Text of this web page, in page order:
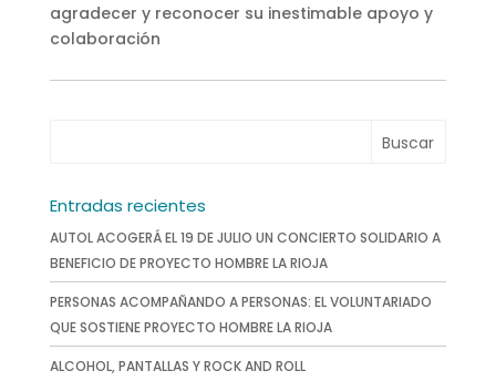
agradecer y reconocer su inestimable apoyo y
colaboración
Entradas recientes
AUTOL ACOGERÁ EL 19 DE JULIO UN CONCIERTO SOLIDARIO A
BENEFICIO DE PROYECTO HOMBRE LA RIOJA
PERSONAS ACOMPAÑANDO A PERSONAS: EL VOLUNTARIADO
QUE SOSTIENE PROYECTO HOMBRE LA RIOJA
ALCOHOL, PANTALLAS Y ROCK AND ROLL